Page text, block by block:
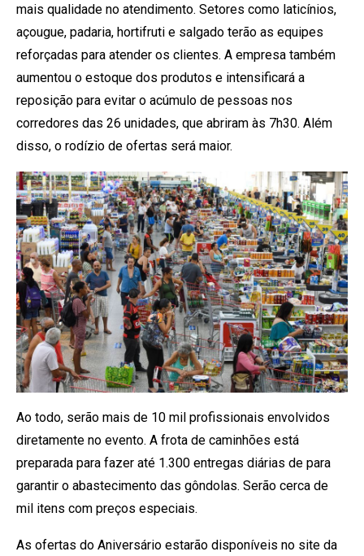
mais qualidade no atendimento. Setores como laticínios,
açougue, padaria, hortifruti e salgado terão as equipes
reforçadas para atender os clientes. A empresa também
aumentou o estoque dos produtos e intensificará a
reposição para evitar o acúmulo de pessoas nos
corredores das 26 unidades, que abriram às 7h30. Além
disso, o rodízio de ofertas será maior.
Ao todo, serão mais de 10 mil profissionais envolvidos
diretamente no evento. A frota de caminhões está
preparada para fazer até 1.300 entregas diárias de para
garantir o abastecimento das gôndolas. Serão cerca de
mil itens com preços especiais.
As ofertas do Aniversário estarão disponíveis no site da